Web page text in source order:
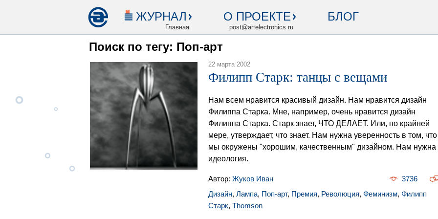
ЖУРНАЛ
Главная
О ПРОЕКТЕ
post@artelectronics.ru
БЛОГ
Поиск по тегу: Поп-арт
22 марта 2002
Филипп Старк: танцы с вещами
Нам всем нравится красивый дизайн. Нам нравится дизайн
Филиппа Старка. Мне, например, очень нравится дизайн
Филиппа Старка. Старк знает, ЧТО ДЕЛАЕТ. Или, по крайней
мере, утверждает, что знает. Нам нужна уверенность в том, что
мы окружены "хорошим, качественным" дизайном. Нам нужна
идеология.
Автор: Жуков Иван
3736
Дизайн, Лампа, Поп-арт, Премия, Революция, Феминизм, Филипп
Старк, Thomson